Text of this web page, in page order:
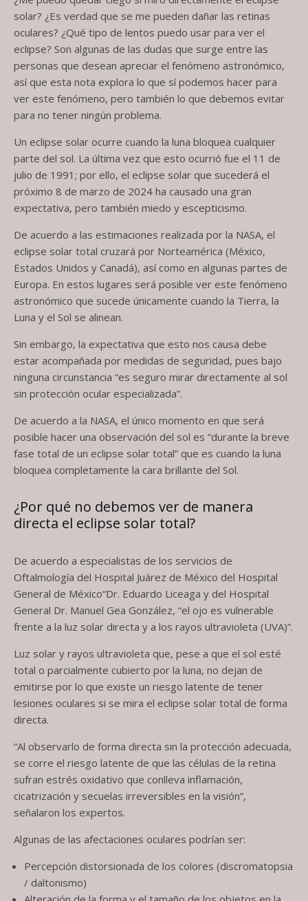
solar? ¿Es verdad que se me pueden dañar las retinas
oculares? ¿Qué tipo de lentos puedo usar para ver el
eclipse? Son algunas de las dudas que surge entre las
personas que desean apreciar el fenómeno astronómico,
así que esta nota explora lo que sí podemos hacer para
ver este fenómeno, pero también lo que debemos evitar
para no tener ningún problema.
Un eclipse solar ocurre cuando la luna bloquea cualquier
parte del sol. La última vez que esto ocurrió fue el 11 de
julio de 1991; por ello, el eclipse solar que sucederá el
próximo 8 de marzo de 2024 ha causado una gran
expectativa, pero también miedo y escepticismo.
De acuerdo a las estimaciones realizada por la NASA, el
eclipse solar total cruzará por Norteamérica (México,
Estados Unidos y Canadá), así como en algunas partes de
Europa. En estos lugares será posible ver este fenómeno
astronómico que sucede únicamente cuando la Tierra, la
Luna y el Sol se alinean.
Sin embargo, la expectativa que esto nos causa debe
estar acompañada por medidas de seguridad, pues bajo
ninguna circunstancia “es seguro mirar directamente al sol
sin protección ocular especializada”.
De acuerdo a la NASA, el único momento en que será
posible hacer una observación del sol es “durante la breve
fase total de un eclipse solar total” que es cuando la luna
bloquea completamente la cara brillante del Sol.
¿Por qué no debemos ver de manera
directa el eclipse solar total?
De acuerdo a especialistas de los servicios de
Oftalmología del Hospital Juárez de México del Hospital
General de México“Dr. Eduardo Liceaga y del Hospital
General Dr. Manuel Gea González, “el ojo es vulnerable
frente a la luz solar directa y a los rayos ultravioleta (UVA)”.
Luz solar y rayos ultravioleta que, pese a que el sol esté
total o parcialmente cubierto por la luna, no dejan de
emitirse por lo que existe un riesgo latente de tener
lesiones oculares si se mira el eclipse solar total de forma
directa.
“Al observarlo de forma directa sin la protección adecuada,
se corre el riesgo latente de que las células de la retina
sufran estrés oxidativo que conlleva inflamación,
cicatrización y secuelas irreversibles en la visión”,
señalaron los expertos.
Algunas de las afectaciones oculares podrían ser:
Percepción distorsionada de los colores (discromatopsia
/ daltonismo)